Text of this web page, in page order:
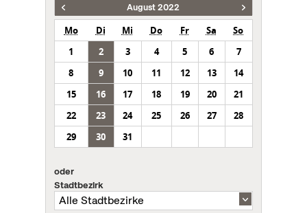
August 2022
Mo Di Mi Do Fr Sa
So
1
2 3 4 5 6
7
8
9 10 11 12 13
14
15
16 17 18 19 20
21
22
23 24 25 26 27
28
29
30 31
oder
Stadtbezirk